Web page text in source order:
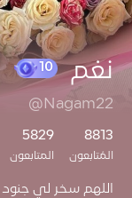
نغم
@Nagam22
8813
المُتابعون
5829
المتابعون
اللهم سخر لي